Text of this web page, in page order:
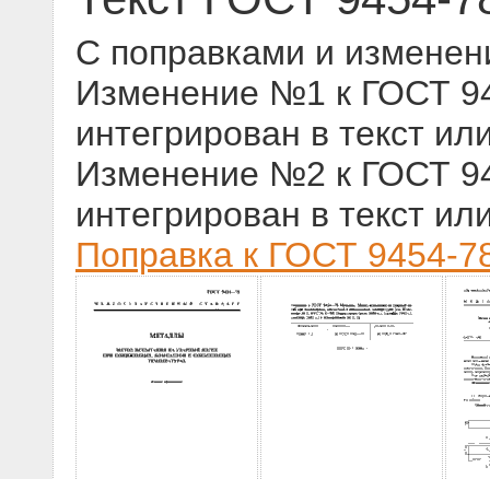
С поправками и
Изменение №1 к ГОСТ
интегрирован в текст
Изменение №2 к ГОСТ
интегрирован в текст
Поправка к ГОСТ 9454-